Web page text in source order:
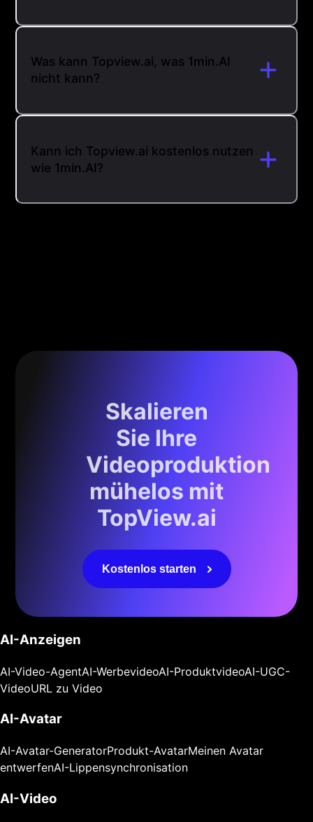
Was kann Topview.ai, was 1min.AI
nicht kann?
Kann ich Topview.ai kostenlos nutzen
wie 1min.AI?
Skalieren
Sie Ihre
Videoproduktion
mühelos mit
TopView.ai
Kostenlos starten
AI-Anzeigen
AI-Video-AgentAI-WerbevideoAI-ProduktvideoAI-UGC-
VideoURL zu Video
AI-Avatar
AI-Avatar-GeneratorProdukt-AvatarMeinen Avatar
entwerfenAI-Lippensynchronisation
AI-Video